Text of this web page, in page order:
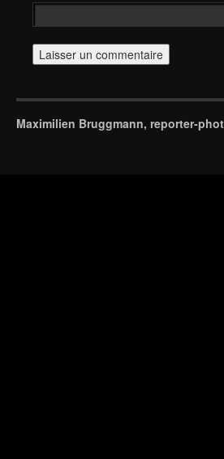
Maximilien Bruggmann, reporter-